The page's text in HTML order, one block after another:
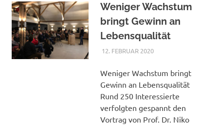
Weniger Wachstum
bringt Gewinn an
Lebensqualität
12. FEBRUAR 2020ADMIN_SLR
VERANSTALTUNGEN
VERANSTALTUNGEN
VON ANDEREN
ORGANISATIONEN
Weniger Wachstum bringt
Gewinn an Lebensqualität
Rund 250 Interessierte
verfolgten gespannt den
Vortrag von Prof. Dr. Niko